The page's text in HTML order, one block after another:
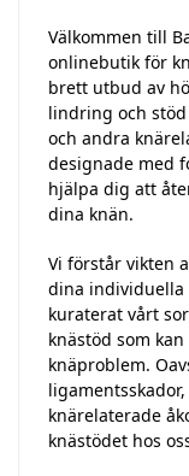
Välkommen till
onlinebutik för
brett utbud av
lindring och
och andra
designade med
hjälpa dig att
dina knän.
Vi förstår vikten
dina individuella
kuraterat vårt
knästöd som
knäproblem.
knärelaterade
knästödet hos